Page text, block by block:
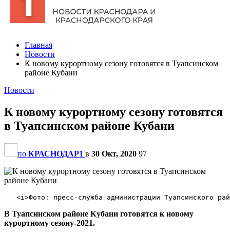
Главная
Новости
К новому курортному сезону готовятся в Туапсинском
районе Кубани
Новости
К новому курортному сезону готовятся
в Туапсинском районе Кубани
по КРАСНОДАР1 в 30 Окт, 2020 97
В Туапсинском районе Кубани готовятся к новому
курортному сезону-2021.